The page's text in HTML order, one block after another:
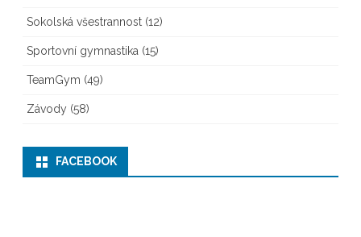
Sokolská všestrannost (12)
Sportovní gymnastika (15)
TeamGym (49)
Závody (58)
FACEBOOK